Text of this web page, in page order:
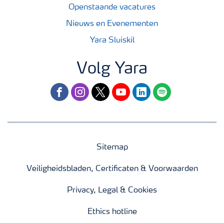
Openstaande vacatures
Nieuws en Evenementen
Yara Sluiskil
Volg Yara
facebookinstagram
twitteryoutubelinkedinspotify
Sitemap
Veiligheidsbladen, Certificaten & Voorwaarden
Privacy, Legal & Cookies
Ethics hotline